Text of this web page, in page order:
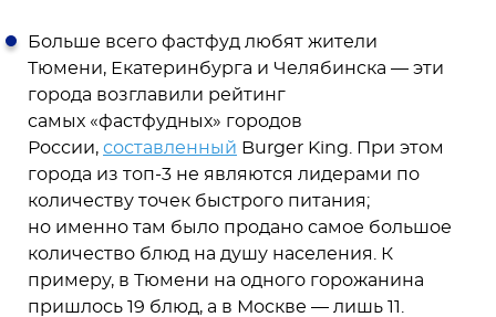
Больше всего фастфуд любят жители
Тюмени, Екатеринбурга и Челябинска — эти
города возглавили рейтинг
самых «фастфудных» городов
России, составленный Burger King. При этом
города из топ-3 не являются лидерами по
количеству точек быстрого питания;
но именно там было продано самое большое
количество блюд на душу населения. К
примеру, в Тюмени на одного горожанина
пришлось 19 блюд, а в Москве — лишь 11.